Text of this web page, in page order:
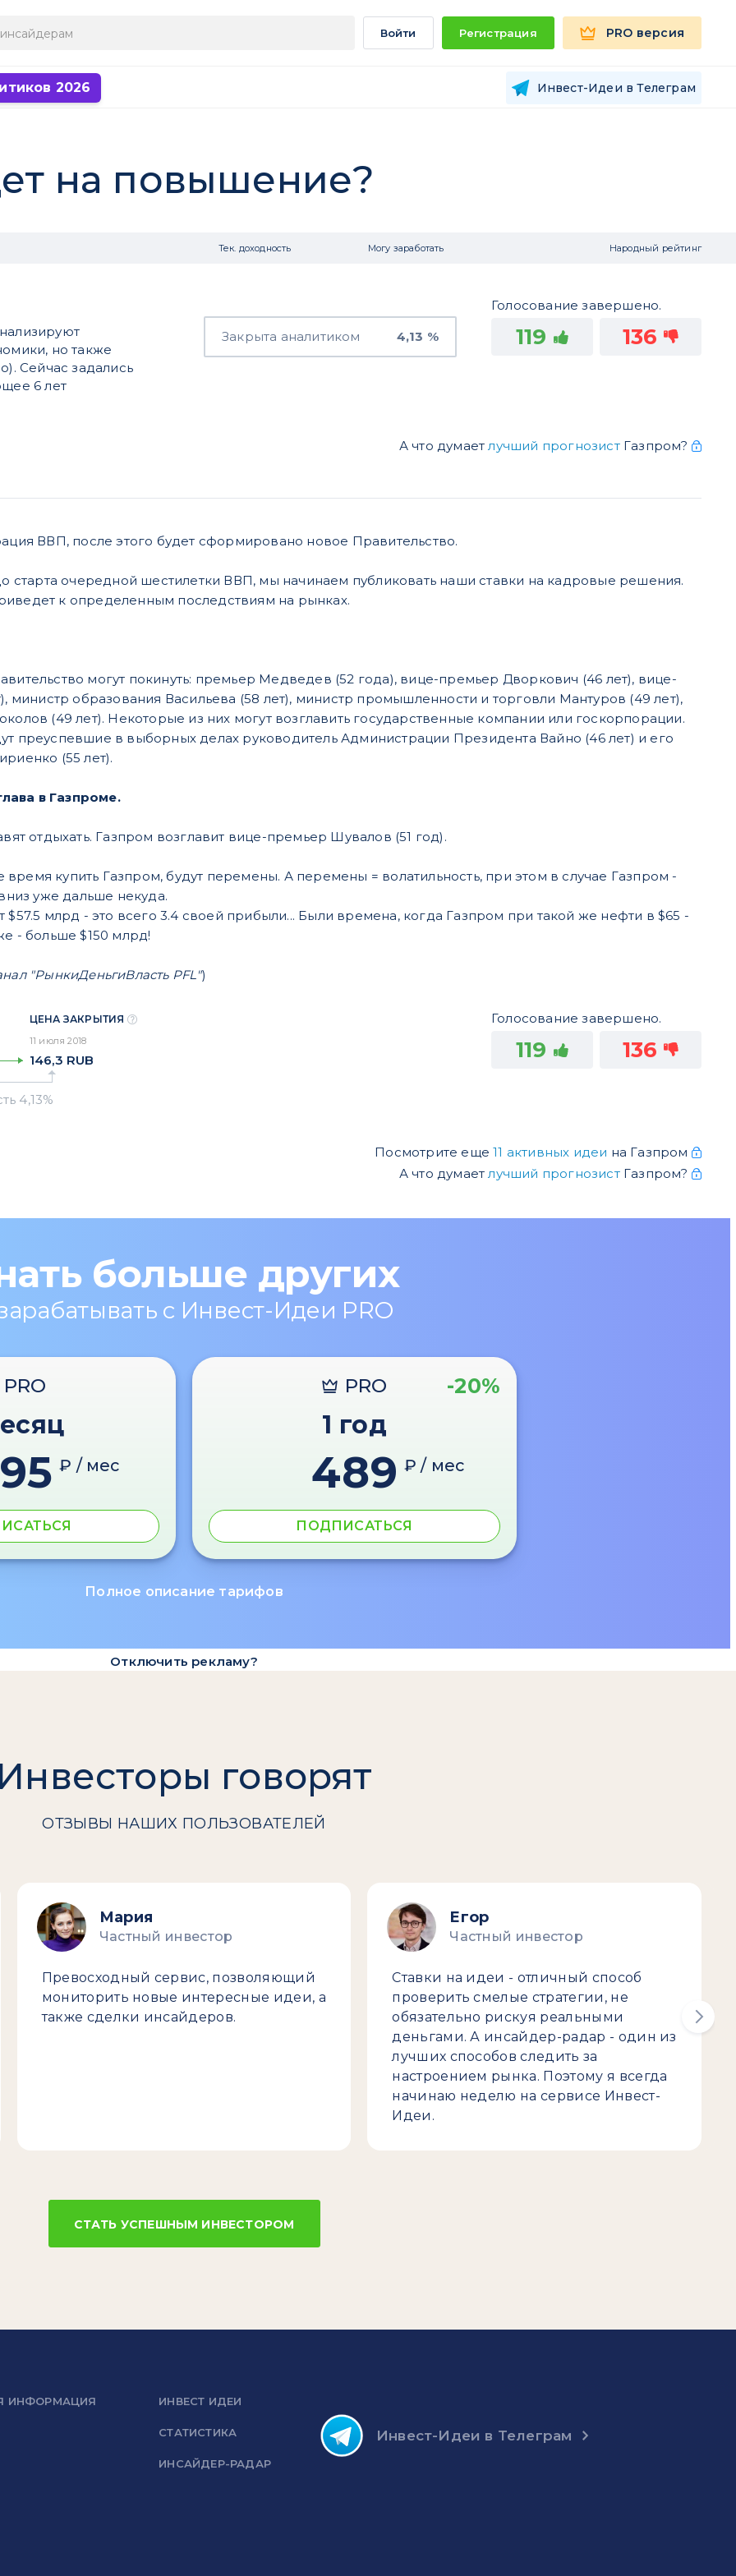
Войти Регистрация PRO версия
2026 Инвест-Идеи в Телеграм
на повышение?
Тек. доходность Могу заработать Народный рейтинг
но также
Сейчас задались
6 лет
Закрыта аналитиком 4,13 %
Голосование завершено.
119 136
А что думаетлучший прогнозистГазпром?
ВВП, после этого будет сформировано новое Правительство.
старта очередной шестилетки ВВП, мы начинаем публиковать наши ставки на кадровые решения.
к определенным последствиям на рынках.
могут покинуть: премьер Медведев (52 года), вице-премьер Дворкович (46 лет), вице-
министр образования Васильева (58 лет), министр промышленности и торговли Мантуров (49 лет),
(49 лет). Некоторые из них могут возглавить государственные компании или госкорпорации.
преуспевшие в выборных делах руководитель Администрации Президента Вайно (46 лет) и его
(55 лет).
в Газпроме.
отдыхать. Газпром возглавит вице-премьер Шувалов (51 год).
купить Газпром, будут перемены. А перемены = волатильность, при этом в случае Газпром -
уже дальше некуда.
$57.5 млрд - это всего 3.4 своей прибыли... Были времена, когда Газпром при такой же нефти в $65 -
- больше $150 млрд!
"РынкиДеньгиВласть PFL")
ЦЕНА ЗАКРЫТИЯ
11 июля 2018
146,3 RUB
Голосование завершено.
119 136
Посмотрите еще11 активных идеи на Газпром
А что думаетлучший прогнозистГазпром?
больше других
с Инвест-Идеи PRO
PRO
₽ / мес
PRO -20%
1 год
489 ₽ / мес
ПОДПИСАТЬСЯ
Полное описание тарифов
Отключить рекламу?
говорят
ОТЗЫВЫ НАШИХ ПОЛЬЗОВАТЕЛЕЙ
Мария
Частный инвестор
Превосходный сервис, позволяющий
мониторить новые интересные идеи, а
также сделки инсайдеров.
Егор
Частный инвестор
Ставки на идеи - отличный способ
проверить смелые стратегии, не
обязательно рискуя реальными
деньгами. А инсайдер-радар - один из
лучших способов следить за
настроением рынка. Поэтому я всегда
начинаю неделю на сервисе Инвест-
Идеи.
СТАТЬ УСПЕШНЫМ ИНВЕСТОРОМ
Инвест-Идеи в Телеграм
ИНФОРМАЦИЯ ИНВЕСТ ИДЕИ
СТАТИСТИКА
ИНСАЙДЕР-РАДАР